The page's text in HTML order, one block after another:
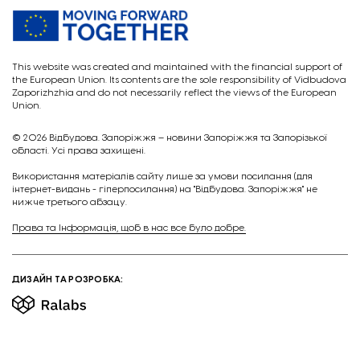
This website was created and maintained with the financial support of
the European Union. Its contents are the sole responsibility of Vidbudova
Zaporizhzhia and do not necessarily reflect the views of the European
Union.
© 2026 Відбудова. Запоріжжя – новини Запоріжжя та Запорізької
області. Усі права захищені.
Викориcтання матеріалів сайту лише за умови посилання (для
інтернет-видань - гіперпосилання) на "Відбудова. Запоріжжя" не
нижче третього абзацу.
Права та Інформація, щоб в нас все було добре.
ДИЗАЙН ТА РОЗРОБКА: